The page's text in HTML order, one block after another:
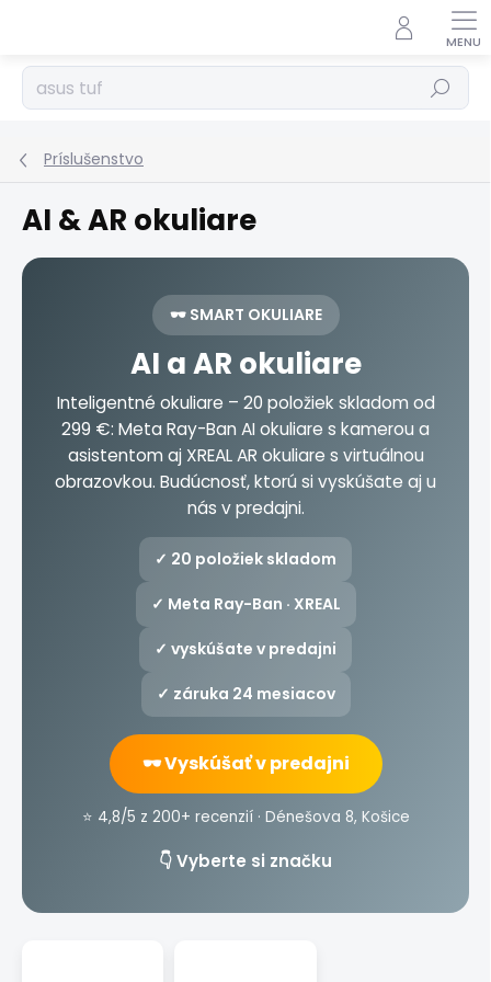
Hľadať
Príslušenstvo
AI & AR okuliare
🕶️ SMART OKULIARE
AI a AR okuliare
Inteligentné okuliare – 20 položiek skladom od
299 €: Meta Ray-Ban AI okuliare s kamerou a
asistentom aj XREAL AR okuliare s virtuálnou
obrazovkou. Budúcnosť, ktorú si vyskúšate aj u
nás v predajni.
✓ 20 položiek skladom
✓ Meta Ray-Ban · XREAL
✓ vyskúšate v predajni
✓ záruka 24 mesiacov
🕶️ Vyskúšať v predajni
⭐ 4,8/5 z 200+ recenzií · Dénešova 8, Košice
👇 Vyberte si značku